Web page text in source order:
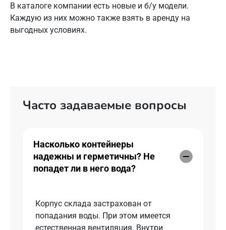
В каталоге компании есть новые и б/у модели.
Каждую из них можно также взять в аренду на
выгодных условиях.
Часто задаваемые вопросы
Насколько контейнеры
надежны и герметичны? Не
попадет ли в него вода?
Корпус склада застрахован от
попадания воды. При этом имеется
естественная вентиляция. Внутри